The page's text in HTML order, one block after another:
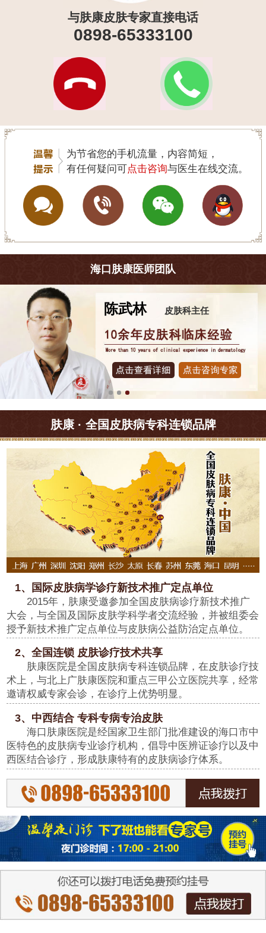
与肤康皮肤专家直接电话
0898-65333100
为节省您的手机流量，内容简短，
有任何疑问可点击咨询与医生在线交流。
海口肤康医师团队
陈武林 皮肤科主任
肤康 · 全国皮肤病专科连锁品牌
1、国际皮肤病学诊疗新技术推广定点单位
2015年，肤康受邀参加全国皮肤病诊疗新技术推广
大会，与全国及国际皮肤学科学者交流经验，并被组委会
授予新技术推广定点单位与皮肤病公益防治定点单位。
2、全国连锁 皮肤诊疗技术共享
肤康医院是全国皮肤病专科连锁品牌，在皮肤诊疗技
术上，与北上广肤康医院和重点三甲公立医院共享，经常
邀请权威专家会诊，在诊疗上优势明显。
3、中西结合 专科专病专治皮肤
海口肤康医院是经国家卫生部门批准建设的海口市中
医特色的皮肤病专业诊疗机构，倡导中医辨证诊疗以及中
西医结合诊疗，形成肤康特有的皮肤病诊疗体系。